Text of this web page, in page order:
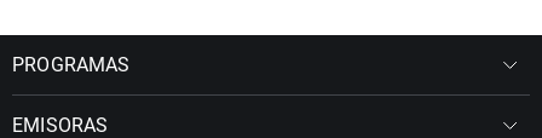
PROGRAMAS
EMISORAS